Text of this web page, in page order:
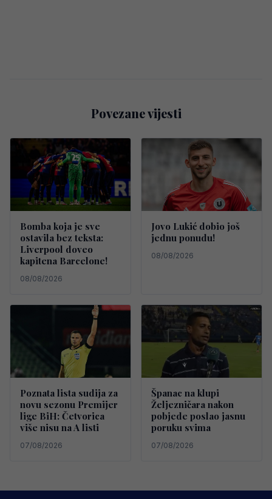
Povezane vijesti
Bomba koja je sve
ostavila bez teksta:
Liverpool doveo
kapitena Barcelone!
08/08/2026
Jovo Lukić dobio još
jednu ponudu!
08/08/2026
Poznata lista sudija za
novu sezonu Premijer
lige BiH: Četvorica
više nisu na A listi
07/08/2026
Španac na klupi
Željezničara nakon
pobjede poslao jasnu
poruku svima
07/08/2026